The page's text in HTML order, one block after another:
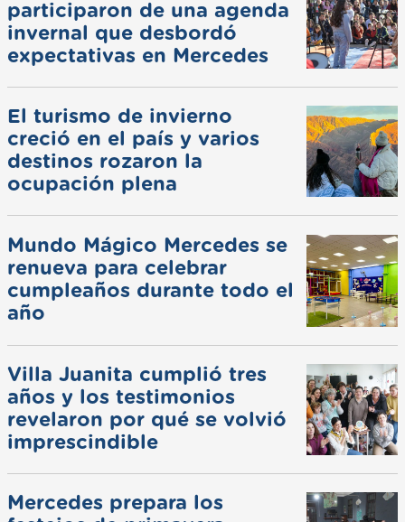
participaron de una agenda
invernal que desbordó
expectativas en Mercedes
El turismo de invierno
creció en el país y varios
destinos rozaron la
ocupación plena
Mundo Mágico Mercedes se
renueva para celebrar
cumpleaños durante todo el
año
Villa Juanita cumplió tres
años y los testimonios
revelaron por qué se volvió
imprescindible
Mercedes prepara los